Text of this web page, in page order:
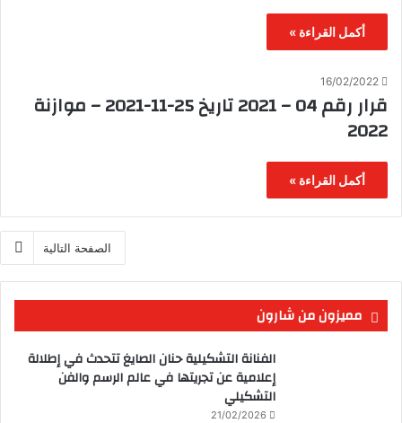
أكمل القراءة »
16/02/2022
قرار رقم 04 – 2021 تاريخ 25-11-2021 – موازنة
2022
أكمل القراءة »
الصفحة التالية
مميزون من شارون
الفنانة التشكيلية حنان الصايغ تتحدث في إطلالة
إعلامية عن تجريتها في عالم الرسم والفن
التشكيلي
21/02/2026